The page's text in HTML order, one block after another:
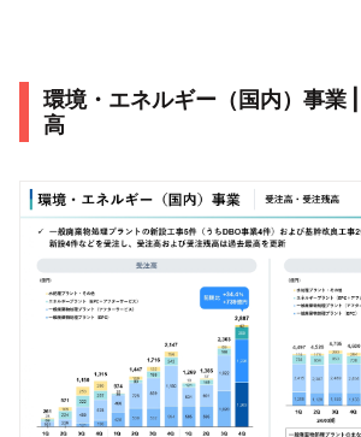
環境・エネルギー（国内）事業
高